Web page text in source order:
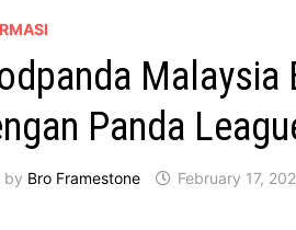
Malaysia
Panda
by Bro Framestone February 17,